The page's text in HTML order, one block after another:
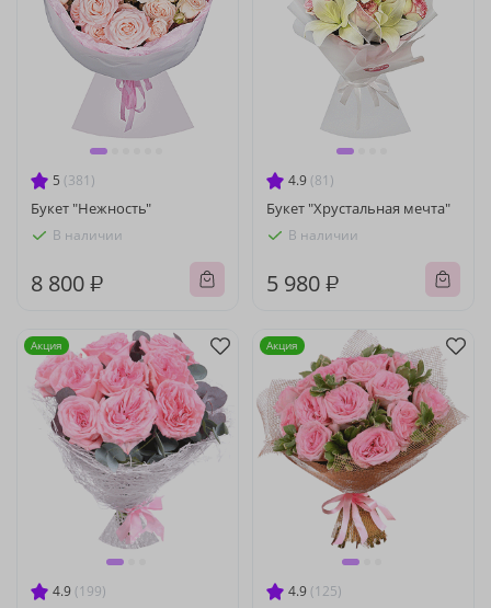
5 (381)
Букет "Нежность"
В наличии
8 800 ₽
4.9 (81)
Букет "Хрустальная мечта"
В наличии
5 980 ₽
4.9 (199)
Акция
4.9 (125)
Акция